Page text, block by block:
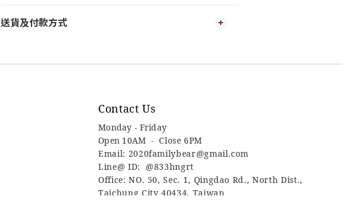
送貨及付款方式
Contact Us
Monday - Friday
Open 10AM - Close 6PM
Email: 2020familybear@gmail.com
Line@ ID: @833hngrt
Office: NO. 50, Sec. 1, Qingdao Rd., North Dist.,
Taichung City 40434, Taiwan